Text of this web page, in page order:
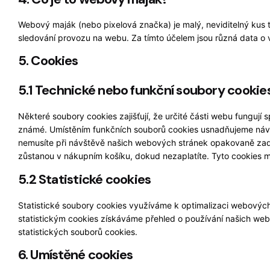
Webový maják (nebo pixelová značka) je malý, neviditelný
sledování provozu na webu. Za tímto účelem jsou různá data
5. Cookies
5.1 Technické nebo funkční soubory
Některé soubory cookies zajišťují, že určité části webu fungují
známé. Umístěním funkčních souborů cookies usnadňujeme
nemusíte při návštěvě našich webových stránek opakovaně
zůstanou v nákupním košíku, dokud nezaplatíte. Tyto cookies
5.2 Statistické cookies
Statistické soubory cookies využíváme k optimalizaci
statistickým cookies získáváme přehled o používání našich
statistických souborů cookies.
6. Umístěné cookies